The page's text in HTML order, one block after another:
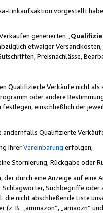
Einkaufsaktion vorgestellt
generierten „
etwaiger
Preisnachlässe,
Qualifizierte Verkäufe nicht
oder andere
einschließlich der
Qualifizierte
IhrerVereinbarung erfolgen;
Stornierung, Rückgabe oder
der durch eine Anzeige auf
Schlagwörter, Suchbegriffe
die nicht abschließende Liste
B. „ammazon“, „amaozn“